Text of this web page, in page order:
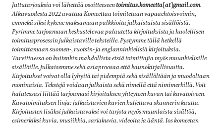
Juttutarjouksia voi lähettää osoitteeseentoimitus.komeetta[at]gmail.com.
Alkuvuodesta 2022 avattua Komeettaa toimitetaan vapaaehtoisvoimin,
emmekä siksi kykene maksamaan palkkioita julkaistuista sisällöistä.
Pyrimme tarjoamaan keskustelevaa palautetta kirjoituksista ja huolellisen
toimitusprosessin julkaistaville teksteille. Pystymme tällä hetkellä
toimittamaan suomen-, ruotsin- ja englanninkielisiä kirjoituksia.
Tarvittaessa on kuitenkin mahdollista etsiä toimittajia myös muunkielisille
sisällöille. Julkaisemme sekä asiaproosaa että kaunokirjallisuutta.
Kirjoitukset voivat olla lyhyitä tai pidempiä sekä sisällöltään ja muodoltaan
moninaisia. Tekstejä voidaan julkaista sekä nimellä että nimimerkillä. Voit
halutessasi liittää tarjoamasi kirjoituksen yhteyteen kuvan tai kuvatoiveen.
Kuvatoimituksen linja: julkaistavien kuvien kuljettava skannerin kautta.
Kirjoitusten lisäksi julkaistavaksi voi tarjota myös muunlaista sisältöä,
esimerkiksi kuvia, musiikkia, sarjakuvia, videoita ja ääntä. Jos komeetan